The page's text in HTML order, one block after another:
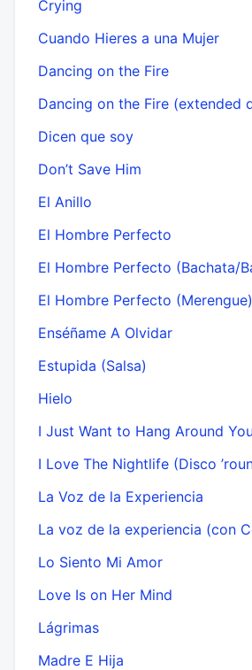
Crying
Cuando Hieres a una Mujer
Dancing on the Fire
Dancing on the Fire (extended
Dicen que soy
Don’t Save Him
El Anillo
El Hombre Perfecto
El Hombre Perfecto (Bachata/
El Hombre Perfecto (Merengue)
Enséñame A Olvidar
Estupida (Salsa)
Hielo
I Just Want to Hang Around You
I Love The Nightlife (Disco
La Voz de la Experiencia
La voz de la experiencia (con
Lo Siento Mi Amor
Love Is on Her Mind
Lágrimas
Madre E Hija